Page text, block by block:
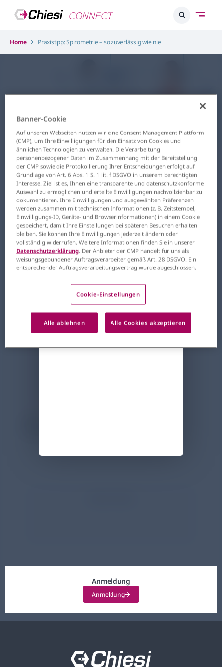
Home Praxistipp: Spirometrie – so zuverlässig wie nie
Atemwege
Praxistipp: Spirometrie – so
zuverlässig wie nie
16.04.2025
5 Minuten
Die Spirometrie ist sie die Basis der
pneumologischen Diagnostik.
Unbewusste Fehler in der
Durchführung können die
Anmeldung
Anmeldung
Banner-Cookie
Auf unseren Webseiten nutzen wir eine Consent Management Plattform
(CMP), um Ihre Einwilligungen für den Einsatz von Cookies und
ähnlichen Technologien zu verwalten. Die Verarbeitung
personenbezogener Daten im Zusammenhang mit der Bereitstellung
der CMP sowie die Protokollierung Ihrer Entscheidungen erfolgt auf
Grundlage von Art. 6 Abs. 1 S. 1 lit. f DSGVO in unserem berechtigten
Interesse. Ziel ist es, Ihnen eine transparente und datenschutzkonforme
Auswahl zu ermöglichen und erteilte Einwilligungen nachvollziehbar zu
dokumentieren. Ihre Einwilligungen und ausgewählten Präferenzen
werden zusammen mit technischen Informationen (z. B. Zeitstempel,
Einwilligungs-ID, Geräte- und Browserinformationen) in einem Cookie
gespeichert, damit Ihre Einstellungen bei späteren Besuchen erhalten
bleiben. Sie können Ihre Einwilligungen jederzeit ändern oder
vollständig widerrufen. Weitere Informationen finden Sie in unserer
Datenschutzerklärung. Der Anbieter der CMP handelt für uns als
weisungsgebundener Auftragsverarbeiter gemäß Art. 28 DSGVO. Ein
entsprechender Auftragsverarbeitungsvertrag wurde abgeschlossen.
Cookie-Einstellungen
Alle ablehnen Alle Cookies akzeptieren